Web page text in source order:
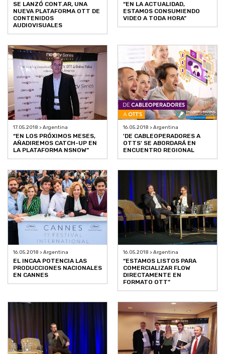
SE LANZÓ CONT.AR, UNA
NUEVA PLATAFORMA OTT DE
CONTENIDOS
AUDIOVISUALES
“EN LA ACTUALIDAD,
ESTAMOS CONSUMIENDO
VIDEO A TODA HORA”
17.05.2018 > Argentina
“EN LOS PRÓXIMOS MESES,
AÑADIREMOS CATCH-UP EN
LA PLATAFORMA NSNOW”
16.05.2018 > Argentina
'DE CABLEOPERADORES A
OTTS' SE ABORDARÁ EN
ENCUENTRO REGIONAL
16.05.2018 > Argentina
EL INCAA POTENCIA LAS
PRODUCCIONES NACIONALES
EN CANNES
16.05.2018 > Argentina
“ESTAMOS LISTOS PARA
COMERCIALIZAR FLOW
DIRECTAMENTE EN
FORMATO OTT”